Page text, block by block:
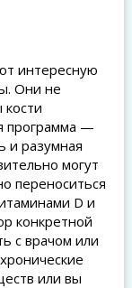
интересную
Они не
программа —
и разумная
могут
переноситься
D и
конкретной
с врачом или
или вы